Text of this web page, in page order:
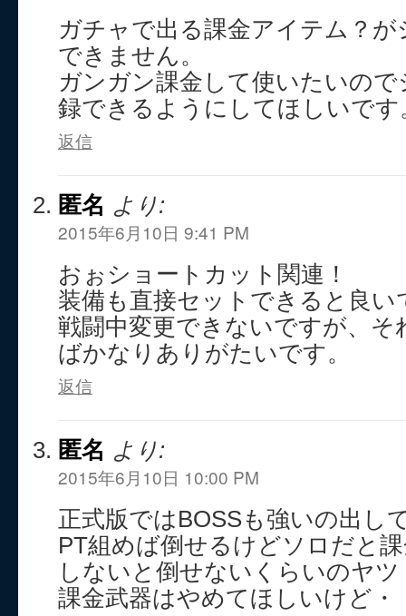
ガチャで出る課金アイテム？
できません。
ガンガン課金して使いたいの
録できるようにしてほしいです
返信
匿名 より:
2015年6月10日 9:41 PM
おぉショートカット関連！
装備も直接セットできると良い
戦闘中変更できないですが、
ばかなりありがたいです。
返信
匿名 より:
2015年6月10日 10:00 PM
正式版ではBOSSも強いの出し
PT組めば倒せるけどソロだと
しないと倒せないくらいのヤツ
課金武器はやめてほしいけど・